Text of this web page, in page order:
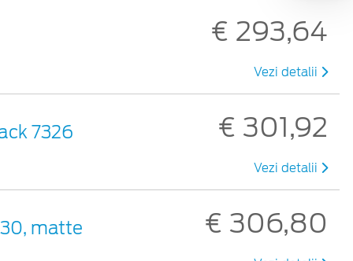
€ 293,64
Vezi detalii
7326 € 301,92
Vezi detalii
matte
€ 306,80